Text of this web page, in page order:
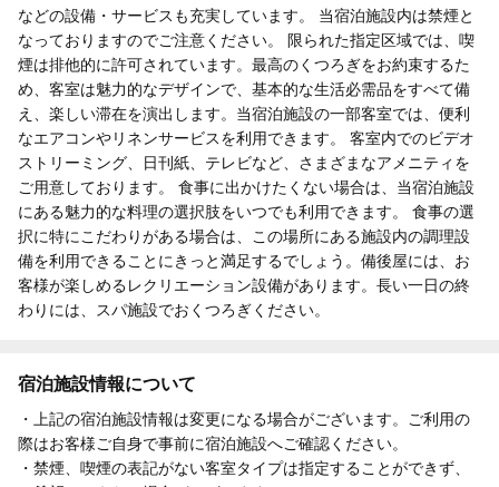
などの設備・サービスも充実しています。 当宿泊施設内は禁煙と
なっておりますのでご注意ください。 限られた指定区域では、喫
煙は排他的に許可されています。最高のくつろぎをお約束するた
め、客室は魅力的なデザインで、基本的な生活必需品をすべて備
え、楽しい滞在を演出します。当宿泊施設の一部客室では、便利
なエアコンやリネンサービスを利用できます。 客室内でのビデオ
ストリーミング、日刊紙、テレビなど、さまざまなアメニティを
ご用意しております。 食事に出かけたくない場合は、当宿泊施設
にある魅力的な料理の選択肢をいつでも利用できます。 食事の選
択に特にこだわりがある場合は、この場所にある施設内の調理設
備を利用できることにきっと満足するでしょう。備後屋には、お
客様が楽しめるレクリエーション設備があります。長い一日の終
わりには、スパ施設でおくつろぎください。
宿泊施設情報について
・上記の宿泊施設情報は変更になる場合がございます。ご利用の
際はお客様ご自身で事前に宿泊施設へご確認ください。
・禁煙、喫煙の表記がない客室タイプは指定することができず、